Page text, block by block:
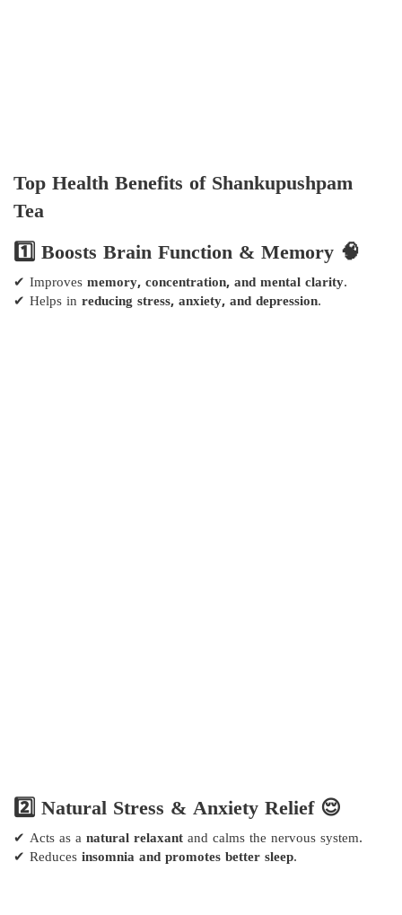
Top Health Benefits of Shankupushpam
Tea
1️⃣ Boosts Brain Function & Memory 🧠
✔ Improves memory, concentration, and mental clarity.
✔ Helps in reducing stress, anxiety, and depression.
2️⃣ Natural Stress & Anxiety Relief 😌
✔ Acts as a natural relaxant and calms the nervous system.
✔ Reduces insomnia and promotes better sleep.